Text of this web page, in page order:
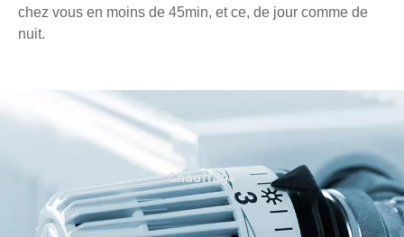
chez vous en moins de 45min, et ce, de jour comme de
nuit.
Chauffage